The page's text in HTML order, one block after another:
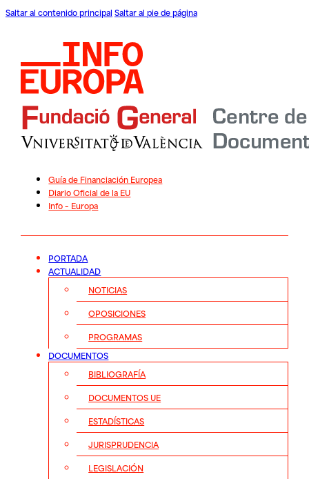
Saltar al contenido principal Saltar al pie de página
Guía de Financiación Europea
Diario Oficial de la EU
Info – Europa
PORTADA
ACTUALIDAD
NOTICIAS
OPOSICIONES
PROGRAMAS
DOCUMENTOS
BIBLIOGRAFÍA
DOCUMENTOS UE
ESTADÍSTICAS
JURISPRUDENCIA
LEGISLACIÓN